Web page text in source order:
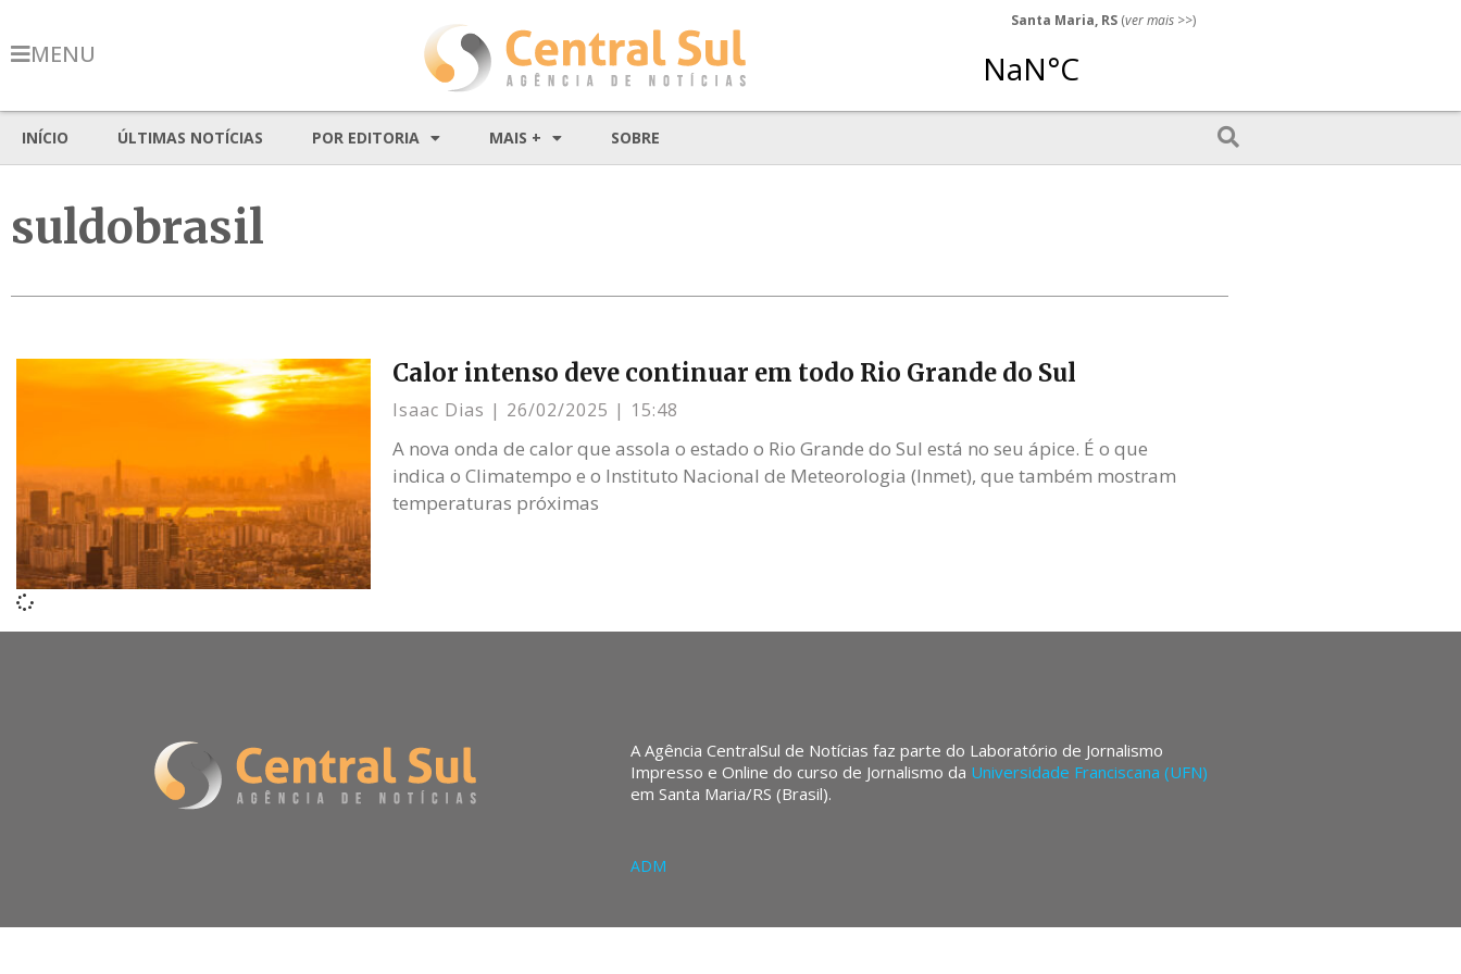
MENU
Santa Maria, RS (ver mais >>)
INÍCIO ÚLTIMAS NOTÍCIAS POR EDITORIA MAIS + SOBRE
suldobrasil
Calor intenso deve continuar em todo Rio Grande do Sul
Isaac Dias 26/02/2025 15:48
A nova onda de calor que assola o estado o Rio Grande do Sul está no seu ápice. É o que
indica o Climatempo e o Instituto Nacional de Meteorologia (Inmet), que também mostram
temperaturas próximas
A Agência CentralSul de Notícias faz parte do Laboratório de Jornalismo
Impresso e Online do curso de Jornalismo da Universidade Franciscana (UFN)
em Santa Maria/RS (Brasil).
ADM